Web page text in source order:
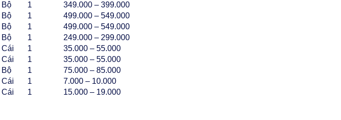
Bộ 1
349.000 – 399.000
Bộ 1
499.000 – 549.000
Bộ 1
499.000 – 549.000
Bộ 1
249.000 – 299.000
Cái 1
35.000 – 55.000
Cái 1
35.000 – 55.000
Bộ 1
75.000 – 85.000
Cái 1
7.000 – 10.000
Cái 1 15.000 – 19.000